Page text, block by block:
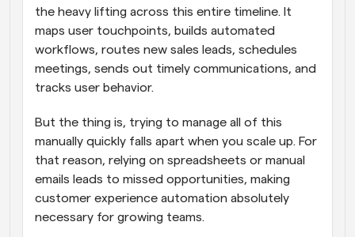
the heavy lifting across this entire timeline. It
maps user touchpoints, builds automated
workflows, routes new sales leads, schedules
meetings, sends out timely communications, and
tracks user behavior.
But the thing is, trying to manage all of this
manually quickly falls apart when you scale up. For
that reason, relying on spreadsheets or manual
emails leads to missed opportunities, making
customer experience automation absolutely
necessary for growing teams.